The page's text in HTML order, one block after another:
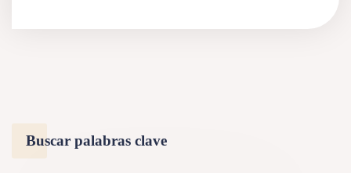
Buscar palabras clave